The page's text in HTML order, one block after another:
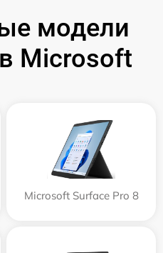
модели
Microsoft
Microsoft Surface Pro 8